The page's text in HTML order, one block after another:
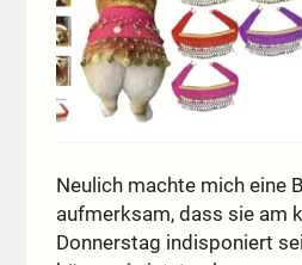
Neulich machte mich eine
aufmerksam, dass sie am
Donnerstag indisponiert